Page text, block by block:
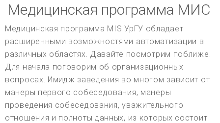
Медицинская программа МИС
Медицинская программа MIS УрГУ обладает
расширенными возможностями автоматизации в
различных областях. Давайте посмотрим поближе.
Для начала поговорим об организационных
вопросах. Имидж заведения во многом зависит от
манеры первого собеседования, манеры
проведения собеседования, уважительного
отношения и полноты данных, из которых состоит